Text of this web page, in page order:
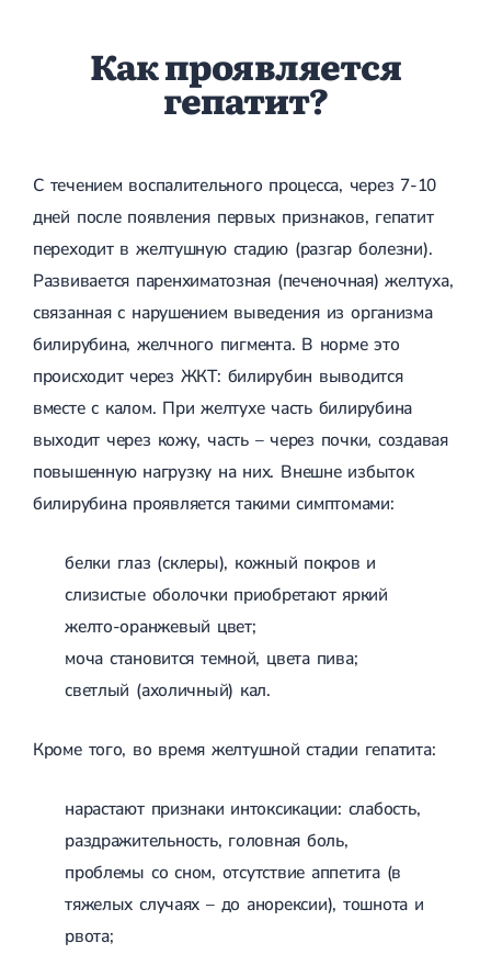
Иммобилизация
Лечение переломов шейки бедра и бедренной кости
Лечение переломов голени
Лечение переломов пятки
PRP-терапия
Разрыв связок
Разрыв связок плечевого сустава
Разрыв связок локтевого сустава
Разрыв связок коленного сустава
Травмы сухожилий и мышц
Эндокринология
Сахарный диабет 1 типа
Сахарный диабет 2 типа
Школа диабета
Диффузный зоб
Тиреоидит
Аутоиммунный тиреоидит
Хронический тиреоидит
Гипотиреоз
Гипоталамический синдром
Метаболический синдром
Ожирение
Ультразвуковая терапия
Ударно-волновая терапия
Как проявляется
гепатит?
С течением воспалительного процесса, через 7-10
дней после появления первых признаков, гепатит
переходит в желтушную стадию (разгар болезни).
Развивается паренхиматозная (печеночная) желтуха,
связанная с нарушением выведения из организма
билирубина, желчного пигмента. В норме это
происходит через ЖКТ: билирубин выводится
вместе с калом. При желтухе часть билирубина
выходит через кожу, часть – через почки, создавая
повышенную нагрузку на них. Внешне избыток
билирубина проявляется такими симптомами:
белки глаз (склеры), кожный покров и
слизистые оболочки приобретают яркий
желто-оранжевый цвет;
моча становится темной, цвета пива;
светлый (ахоличный) кал.
Кроме того, во время желтушной стадии гепатита:
нарастают признаки интоксикации: слабость,
раздражительность, головная боль,
проблемы со сном, отсутствие аппетита (в
тяжелых случаях – до анорексии), тошнота и
рвота;